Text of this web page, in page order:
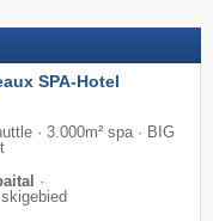
SPA-Hotel
· 3.000m² spa · BIG
·